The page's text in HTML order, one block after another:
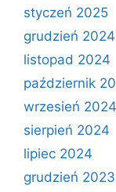
styczeń 2025
grudzień 2024
listopad 2024
październik
wrzesień 2024
sierpień 2024
lipiec 2024
grudzień 2023